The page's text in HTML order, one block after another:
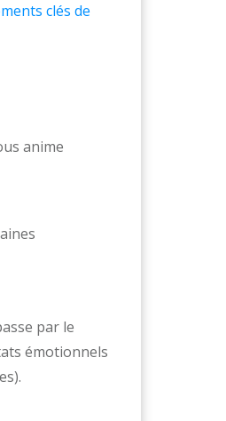
clés de
anime
par le
émotionnels